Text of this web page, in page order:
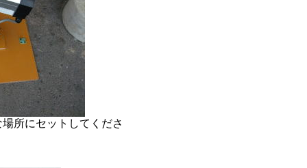
にセットしてくださ